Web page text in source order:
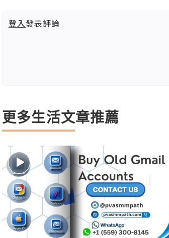
登入發表評論
更多生活文章推薦